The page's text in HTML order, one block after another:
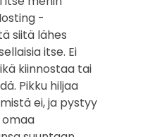
-
siitä lähes
itse. Ei
kiinnostaa tai
Pikku hiljaa
ei, ja pystyy